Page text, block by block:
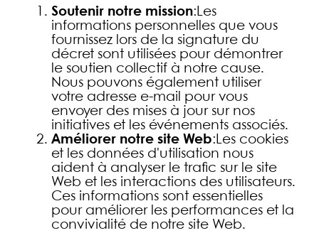
Soutenir notre mission:Les
informations personnelles que vous
fournissez lors de la signature du
décret sont utilisées pour démontrer
le soutien collectif à notre cause.
Nous pouvons également utiliser
votre adresse e-mail pour vous
envoyer des mises à jour sur nos
initiatives et les événements associés.
Améliorer notre site Web:Les cookies
et les données d'utilisation nous
aident à analyser le trafic sur le site
Web et les interactions des utilisateurs.
Ces informations sont essentielles
pour améliorer les performances et la
convivialité de notre site Web.